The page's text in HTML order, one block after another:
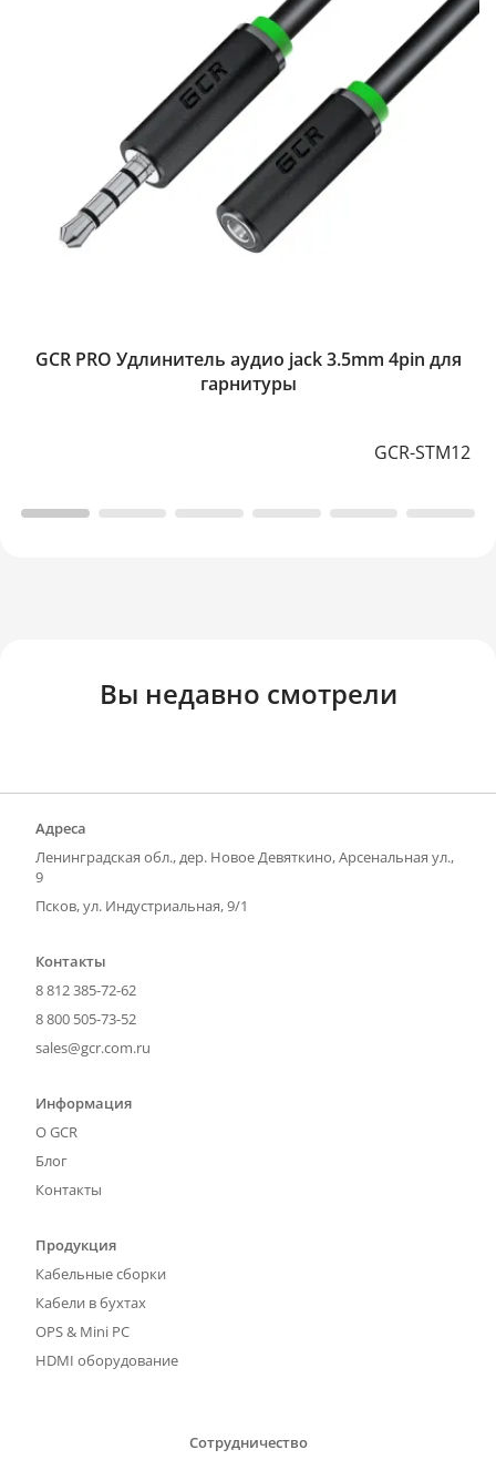
GCR PRO Удлинитель аудио jack 3.5mm 4pin для
гарнитуры
GCR-STM12
Вы недавно смотрели
Адреса
Ленинградская обл., дер. Новое Девяткино, Арсенальная ул.,
9
Псков, ул. Индустриальная, 9/1
Контакты
8 812 385-72-62
8 800 505-73-52
sales@gcr.com.ru
Информация
О GCR
Блог
Контакты
Продукция
Кабельные сборки
Кабели в бухтах
OPS & Mini PC
HDMI оборудование
Сотрудничество